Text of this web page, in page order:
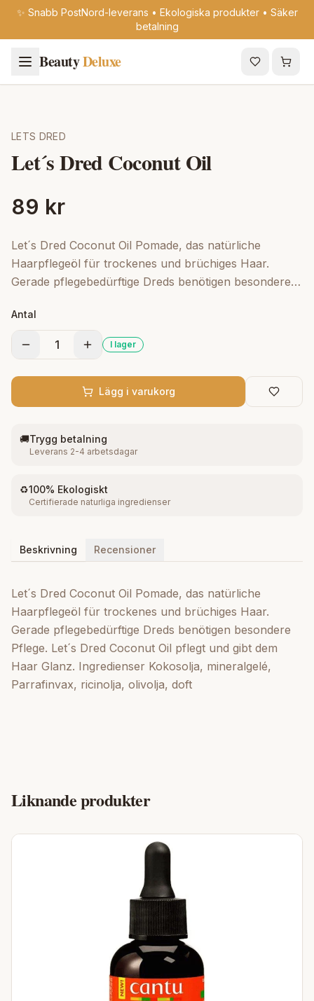
✨ Snabb PostNord-leverans • Ekologiska produkter • Säker
betalning
BeautyDeluxe
LETS DRED
Let´s Dred Coconut Oil
89 kr
Let´s Dred Coconut Oil Pomade, das natürliche
Haarpflegeöl für trockenes und brüchiges Haar.
Gerade pflegebedürftige Dreds benötigen besondere
Haar Glanz. Ingredienser Kokosolja, mineralgelé,
Parrafinvax, ricinolja, olivolja, doft
Antal
1 I lager
Lägg i varukorg
🚚Trygg betalning
Leverans 2-4 arbetsdagar
♻️100% Ekologiskt
Certifierade naturliga ingredienser
Beskrivning Recensioner
Let´s Dred Coconut Oil Pomade, das natürliche
Haarpflegeöl für trockenes und brüchiges Haar.
Gerade pflegebedürftige Dreds benötigen besondere
Pflege. Let´s Dred Coconut Oil pflegt und gibt dem
Haar Glanz. Ingredienser Kokosolja, mineralgelé,
Parrafinvax, ricinolja, olivolja, doft
Liknande produkter